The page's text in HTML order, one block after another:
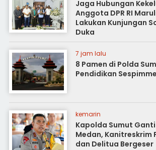
Jaga Hubungan
Anggota DPR RI
Lakukan Kunjungan
Duka
7 jam lalu
8 Pamen di Polda
Pendidikan
kemarin
Kapolda Sumut
Medan, Kanitreskrim
dan Delitua Bergeser